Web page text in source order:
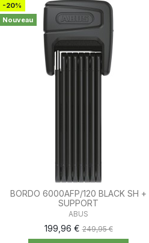
-20%
Nouveau
BORDO 6000AFP/120 BLACK SH +
SUPPORT
ABUS
199,96 €249,95 €